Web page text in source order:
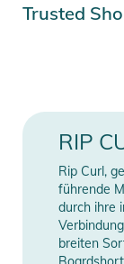
- Rückentasche
- Aus
- Gewebtes
finden Sie direkt
Material
Länge (Zoll)
Länge (cm)
Trusted
RIP
Rip Curl,
führende
durch ihre
breiten